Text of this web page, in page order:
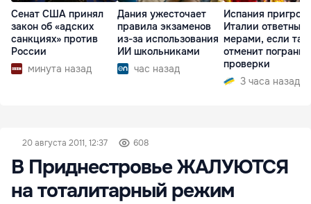
Сенат США принял
закон об «адских
санкциях» против
России
минута назад
Дания ужесточает
правила экзаменов
из-за использования
ИИ школьниками
час назад
Испания
Италии
мерами, если та
отменит
проверки
3 часа назад
20 августа 2011, 12:37 608
В Приднестровье ЖАЛУЮТСЯ
на тоталитарный режим